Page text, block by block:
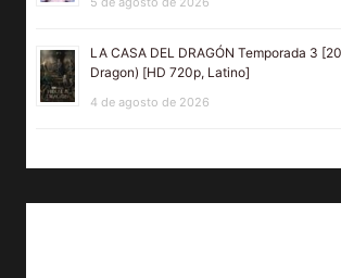
LA CASA DEL DRAGÓN Temporada 3
Dragon) [HD 720p, Latino]
4 de agosto de 2026